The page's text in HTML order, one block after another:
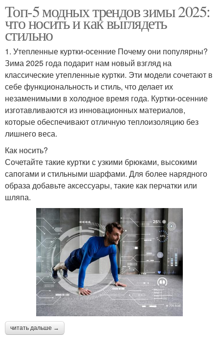
Топ-5 модных трендов зимы 2025:
что носить и как выглядеть
стильно
1. Утепленные куртки-осенние Почему они популярны?
Зима 2025 года подарит нам новый взгляд на
классические утепленные куртки. Эти модели сочетают в
себе функциональность и стиль, что делает их
незаменимыми в холодное время года. Куртки-осенние
изготавливаются из инновационных материалов,
которые обеспечивают отличную теплоизоляцию без
лишнего веса.
Как носить?
Сочетайте такие куртки с узкими брюками, высокими
сапогами и стильными шарфами. Для более нарядного
образа добавьте аксессуары, такие как перчатки или
шляпа.
читать дальше →